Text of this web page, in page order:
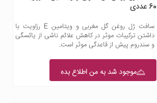
60 عددی
سافت ژل روغن گل مغربی و ویتامین E رزاویت با
داشتن ترکیبات موثر در کاهش علائم ناشی از یائسگی
و سندروم پیش از قاعدگی موثر است.
موجود شد به من اطلاع بده